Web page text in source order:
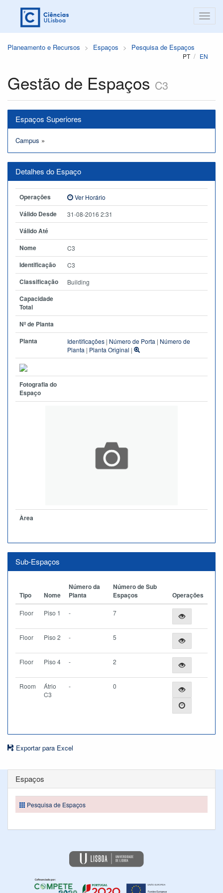
Planeamento e Recursos Espaços Pesquisa de Espaços
PT EN
Gestão de Espaços C3
Espaços Superiores
Campus »
Detalhes do Espaço
Operações Ver Horário
Válido Desde 31-08-2016 2:31
Válido Até
Nome
C3
Identificação C3
Classificação Building
Capacidade
Total
Nº de Planta
Planta
Identificações | Número de Porta | Número de
Planta | Planta Original |
Fotografia do
Espaço
Àrea
Sub-Espaços
Tipo Nome
Número da
Planta
Número de Sub
Espaços
Operações
Floor Piso 1 - 7
Floor Piso 2 - 5
Floor Piso 4 - 2
Room
Átrio
C3
- 0
Exportar para Excel
Espaços
Pesquisa de Espaços